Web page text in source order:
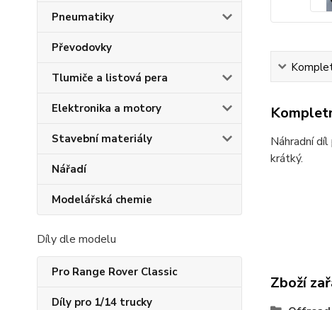
Pneumatiky
Převodovky
Tlumiče a listová pera
Elektronika a motory
Stavební materiály
Nářadí
Modelářská chemie
Díly dle modelu
Pro Range Rover Classic
Díly pro 1/14 trucky
Náhradní
krátký.
Zboží